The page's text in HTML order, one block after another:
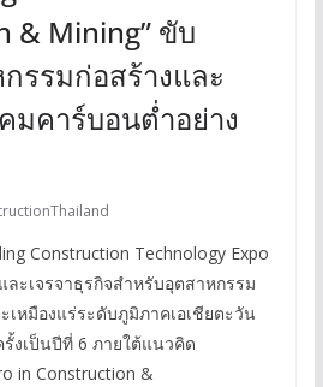
& Mining” ขับ
รรมก่อสร้างและ
มคาร์บอนต่ำอย่าง
Construction Technology Expo
ะเจรจาธุรกิจสำหรับอุตสาหกรรม
เหมืองแร่ระดับภูมิภาคเอเชียตะวัน
งเป็นปีที่ 6 ภายใต้แนวคิด
in Construction &